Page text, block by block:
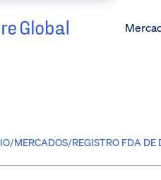
/MERCADOS/REGISTRO FDA DE